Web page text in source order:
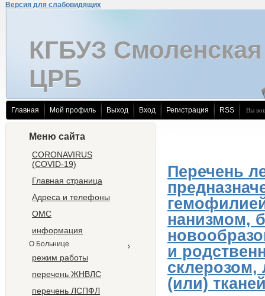
Версия для слабовидящих
КГБУЗ Смоленcкая
ЦРБ
Главная Мой профиль Выход Вход Регистрация RSS Вы
Меню сайта
CORONAVIRUS
(COVID-19)
Главная страница
Адреса и телефоны
ОМС
информация
О Больнице
режим работы
перечень ЖНВЛС
перечень ЛСПФЛ
Перечень
нанизмом,
и
склерозом,
(или)